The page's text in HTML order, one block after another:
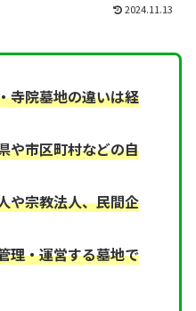
2024.11.13
寺院墓地の違いは経
や市区町村などの自
や宗教法人、民間企
理・運営する墓地で